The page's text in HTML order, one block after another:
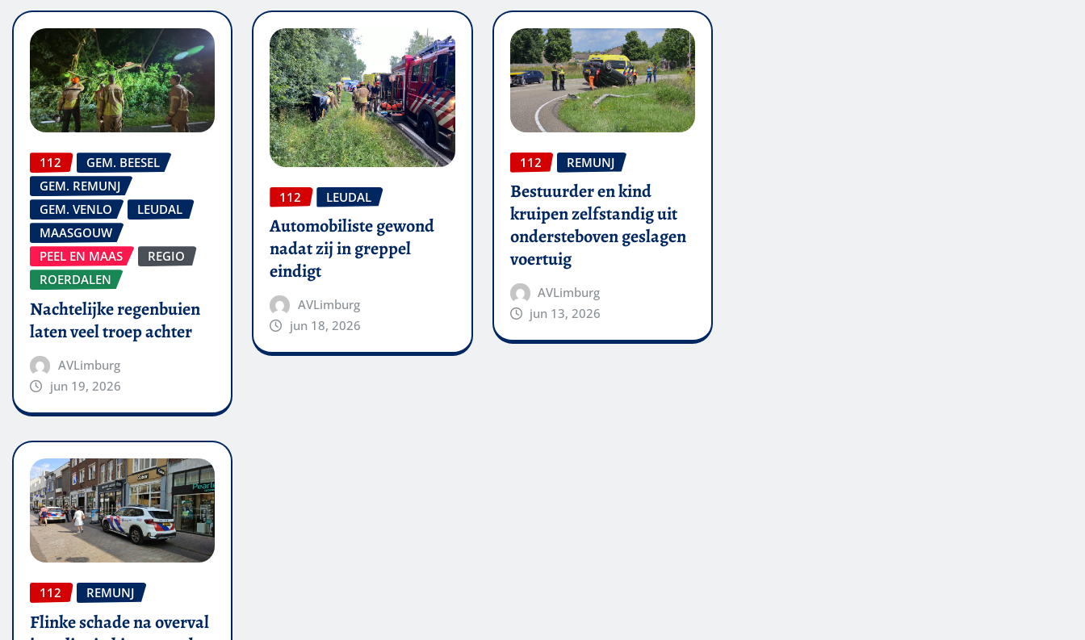
112
GEM. BEESEL
GEM. REMUNJ
GEM. VENLO
LEUDAL
MAASGOUW
PEEL EN MAAS
REGIO
ROERDALEN
Nachtelijke regenbuien
laten veel troep achter
AVLimburg
jun 19, 2026
112 LEUDAL
Automobiliste gewond
nadat zij in greppel
eindigt
AVLimburg
jun 18, 2026
112 REMUNJ
Bestuurder en kind
kruipen zelfstandig uit
ondersteboven geslagen
voertuig
AVLimburg
jun 13, 2026
112 REMUNJ
Flinke schade na overval